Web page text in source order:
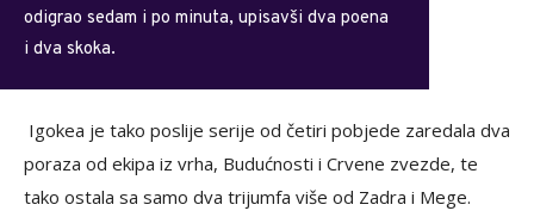
odigrao sedam i po minuta, upisavši dva poena
i dva skoka.
Igokea je tako poslije serije od četiri pobjede zaredala dva
poraza od ekipa iz vrha, Budućnosti i Crvene zvezde, te
tako ostala sa samo dva trijumfa više od Zadra i Mege.